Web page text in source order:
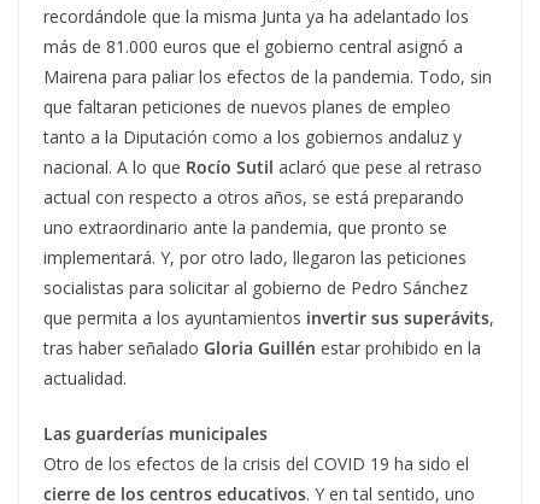
recordándole que la misma Junta ya ha adelantado los
más de 81.000 euros que el gobierno central asignó a
Mairena para paliar los efectos de la pandemia. Todo, sin
que faltaran peticiones de nuevos planes de empleo
tanto a la Diputación como a los gobiernos andaluz y
nacional. A lo que Rocío Sutil aclaró que pese al retraso
actual con respecto a otros años, se está preparando
uno extraordinario ante la pandemia, que pronto se
implementará. Y, por otro lado, llegaron las peticiones
socialistas para solicitar al gobierno de Pedro Sánchez
que permita a los ayuntamientos invertir sus superávits,
tras haber señalado Gloria Guillén estar prohibido en la
actualidad.
Las guarderías municipales
Otro de los efectos de la crisis del COVID 19 ha sido el
cierre de los centros educativos. Y en tal sentido, uno